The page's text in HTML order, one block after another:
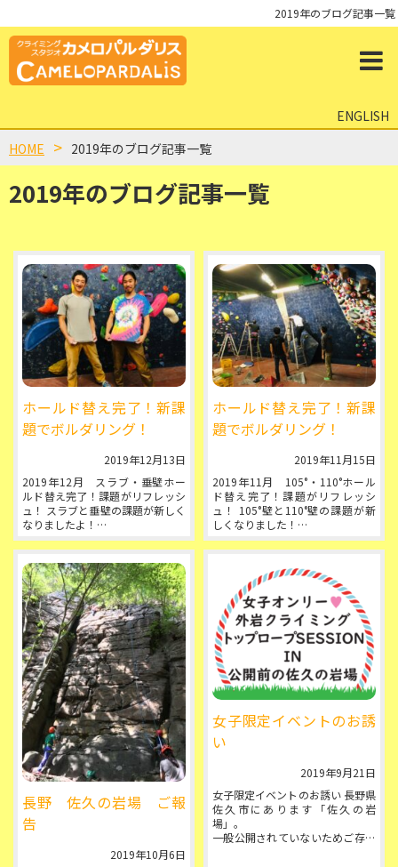
2019年のブログ記事一覧
ENGLISH
2019年のブログ記事一覧
HOME 2019年のブログ記事一覧
ホールド替え完了！新課
題でボルダリング！
2019年12月13日
2019年12月 スラブ・垂壁ホー
ルド替え完了！課題がリフレッシ
ュ！ スラブと垂壁の課題が新しく
なりましたよ！
今回のゲストセッターさんは「た
っちゃん」こと 永井達也さん。...
ホールド替え完了！新課
題でボルダリング！
2019年11月15日
2019年11月 105°・110°ホール
ド替え完了！課題がリフレッシ
ュ！ 105°壁と110°壁の課題が新
しくなりました！
まず月曜の夜にシールをはがし(お
手伝いしてくだ...
長野 佐久の岩場 ご報
告
2019年10月6日
女子限定イベントのお誘
い
2019年9月21日
女子限定イベントのお誘い 長野県
佐久市にあります「佐久の岩
場」。
一般公開されていないためご存じ